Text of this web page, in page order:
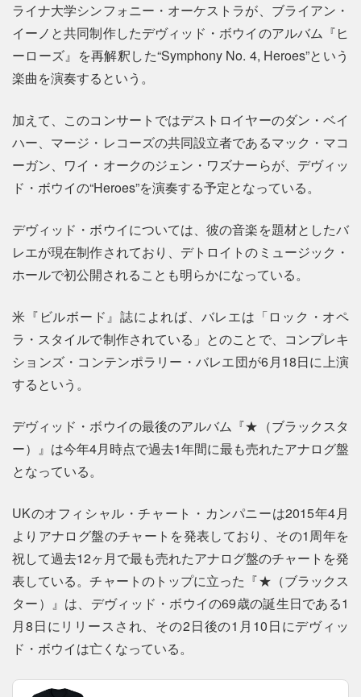
ライナ大学シンフォニー・オーケストラが、ブライアン・
イーノと共同制作したデヴィッド・ボウイのアルバム『ヒ
ーローズ』を再解釈した“Symphony No. 4, Heroes”という
楽曲を演奏するという。
加えて、このコンサートではデストロイヤーのダン・ベイ
ハー、マージ・レコーズの共同設立者であるマック・マコ
ーガン、ワイ・オークのジェン・ワズナーらが、デヴィッ
ド・ボウイの“Heroes”を演奏する予定となっている。
デヴィッド・ボウイについては、彼の音楽を題材としたバ
レエが現在制作されており、デトロイトのミュージック・
ホールで初公開されることも明らかになっている。
米『ビルボード』誌によれば、バレエは「ロック・オペ
ラ・スタイルで制作されている」とのことで、コンプレキ
ションズ・コンテンポラリー・バレエ団が6月18日に上演
するという。
デヴィッド・ボウイの最後のアルバム『★（ブラックスタ
ー）』は今年4月時点で過去1年間に最も売れたアナログ盤
となっている。
UKのオフィシャル・チャート・カンパニーは2015年4月
よりアナログ盤のチャートを発表しており、その1周年を
祝して過去12ヶ月で最も売れたアナログ盤のチャートを発
表している。チャートのトップに立った『★（ブラックス
ター）』は、デヴィッド・ボウイの69歳の誕生日である1
月8日にリリースされ、その2日後の1月10日にデヴィッ
ド・ボウイは亡くなっている。